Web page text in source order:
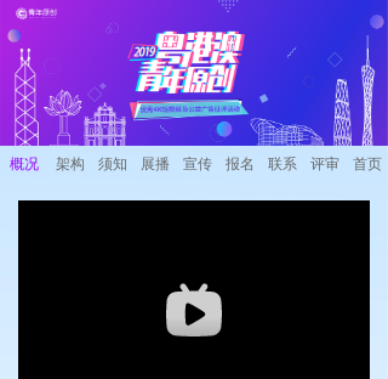
概况 架构 须知 展播 宣传 报名 联系 评审 首页